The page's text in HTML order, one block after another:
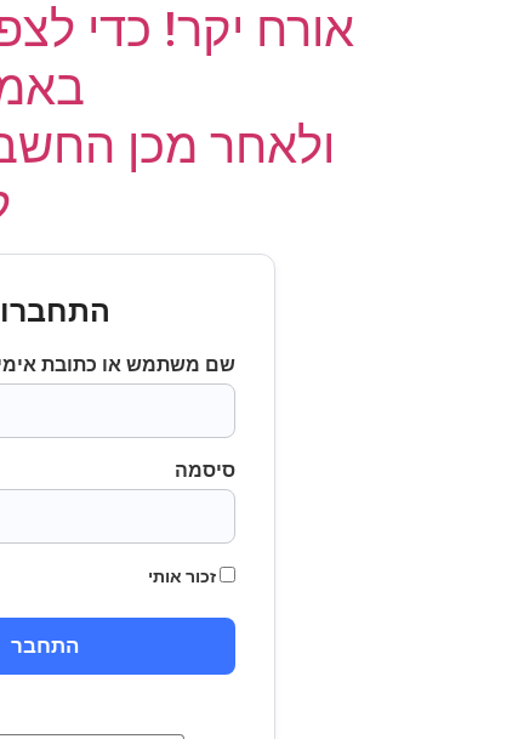
אורח יקר! כדי
ולאחר מכן
התחברות
שם משתמש או כתובת אימייל
סיסמה
זכור אותי